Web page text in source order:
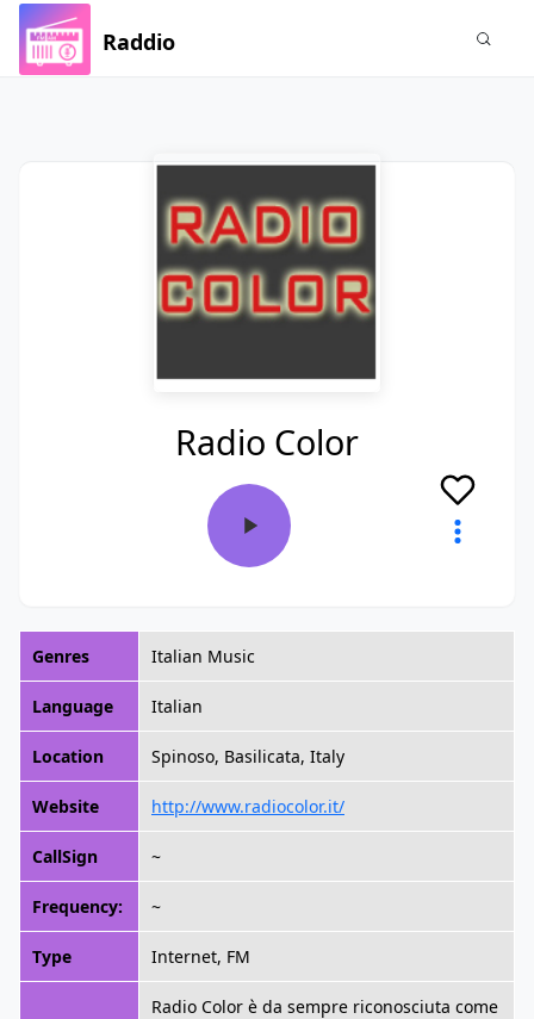
Raddio
Radio Color
Genres Italian Music
Language Italian
Location Spinoso, Basilicata, Italy
Website http://www.radiocolor.it/
CallSign ~
Frequency: ~
Type Internet, FM
Radio Color è da sempre riconosciuta come